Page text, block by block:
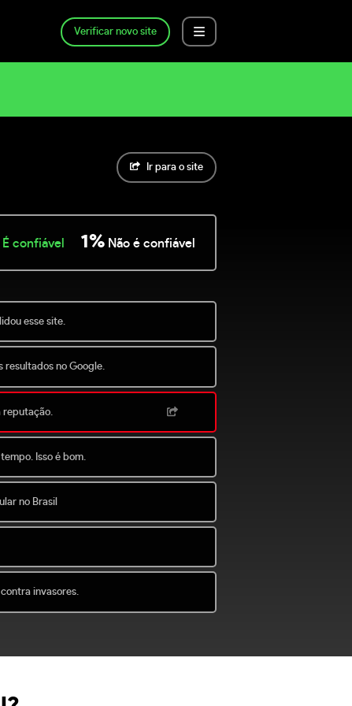
Verificar novo site
Ir para o site
1% Não é confiável
É confiável
esse site.
resultados no Google.
reputação.
Isso é bom.
no Brasil
invasores.